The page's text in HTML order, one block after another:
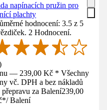
napínacích pružin pro
plachty
hodnocení: 3.5 z 5
2 Hodnocení.
— 239,00 Kč * Všechny
vč. DPH a bez nákladů
přepravu za Balení239,00
*/ Balení